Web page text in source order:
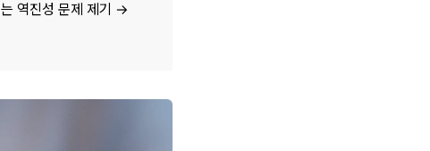
역진성 문제 제기 →